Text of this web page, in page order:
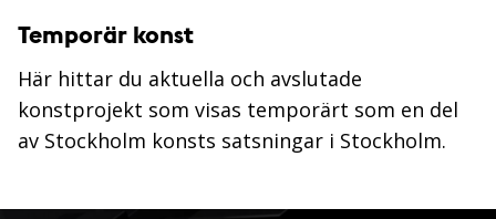
Temporär konst
Här hittar du aktuella och avslutade
konstprojekt som visas temporärt som en del
av Stockholm konsts satsningar i Stockholm.